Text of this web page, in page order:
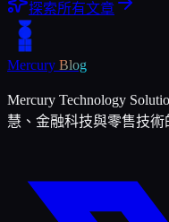
探索所有文章
Mercury Blog
Mercury Technology
慧、金融科技與零售技術